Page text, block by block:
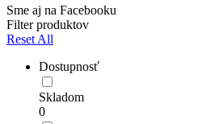
Sme aj na Facebooku
Filter produktov
Reset All
Dostupnosť
Skladom
0